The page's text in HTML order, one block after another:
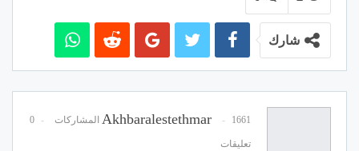
شارك
Akhbaralestethmar 1661 المشاركات 0
تعليقات